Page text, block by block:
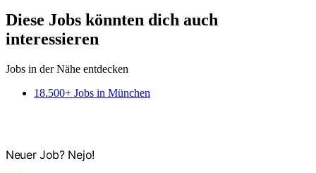
Diese Jobs könnten dich auch
interessieren
Jobs in der Nähe entdecken
18.500+ Jobs in München
Neuer Job? Nejo!